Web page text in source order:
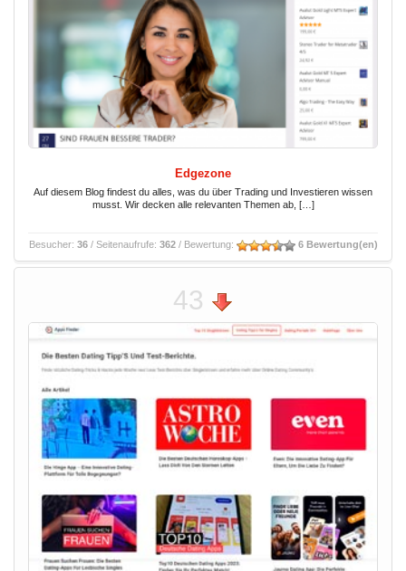
Edgezone
Auf diesem Blog findest du alles, was du über Trading und Investieren wissen
musst. Wir decken alle relevanten Themen ab, […]
Besucher: 36/ Seitenaufrufe: 362/ Bewertung: 6 Bewertung(en)
43